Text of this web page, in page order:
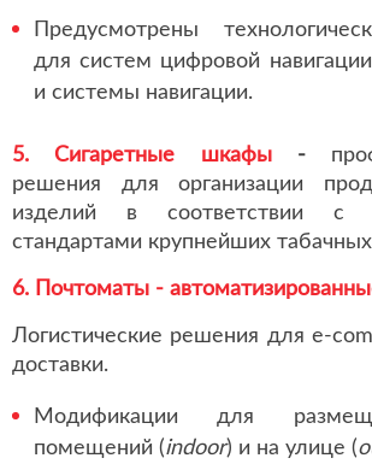
Предусмотрены
для систем цифровой
и системы навигации.
5. Сигаретные шкафы-
решения для организации
изделий в соответствии с
стандартами крупнейших
6. Почтоматы -
Логистические решения для e-
доставки.
Модификации для
помещений (indoor) и на улице (